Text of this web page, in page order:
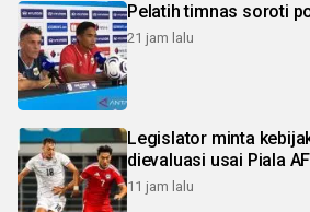
Pelatih timnas soroti
21 jam lalu
Legislator minta
dievaluasi usai Piala
11 jam lalu